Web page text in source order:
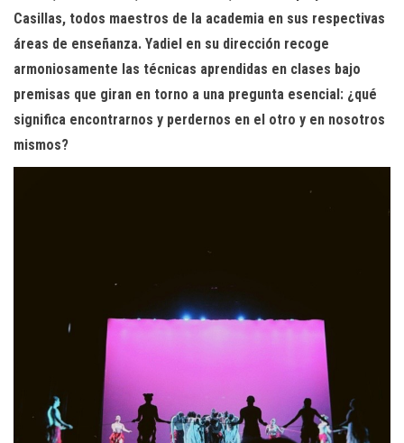
Casillas, todos maestros de la academia en sus respectivas
áreas de enseñanza. Yadiel en su dirección recoge
armoniosamente las técnicas aprendidas en clases bajo
premisas que giran en torno a una pregunta esencial: ¿qué
significa encontrarnos y perdernos en el otro y en nosotros
mismos?